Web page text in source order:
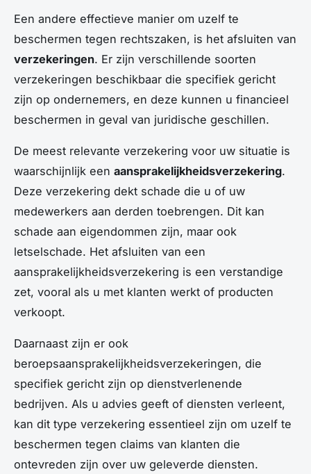
Een andere effectieve manier om uzelf te
beschermen tegen rechtszaken, is het afsluiten van
verzekeringen. Er zijn verschillende soorten
verzekeringen beschikbaar die specifiek gericht
zijn op ondernemers, en deze kunnen u financieel
beschermen in geval van juridische geschillen.
De meest relevante verzekering voor uw situatie is
waarschijnlijk een aansprakelijkheidsverzekering.
Deze verzekering dekt schade die u of uw
medewerkers aan derden toebrengen. Dit kan
schade aan eigendommen zijn, maar ook
letselschade. Het afsluiten van een
aansprakelijkheidsverzekering is een verstandige
zet, vooral als u met klanten werkt of producten
verkoopt.
Daarnaast zijn er ook
beroepsaansprakelijkheidsverzekeringen, die
specifiek gericht zijn op dienstverlenende
bedrijven. Als u advies geeft of diensten verleent,
kan dit type verzekering essentieel zijn om uzelf te
beschermen tegen claims van klanten die
ontevreden zijn over uw geleverde diensten.